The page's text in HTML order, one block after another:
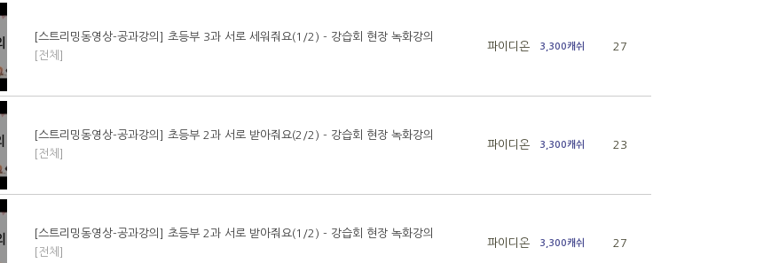
[스트리밍동영상-공과강의] 초등부 3과 서로 세워줘요(1/2) - 강습회 현장 녹화강의
[전체]
파이디온 3,300캐쉬 27
[스트리밍동영상-공과강의] 초등부 2과 서로 받아줘요(2/2) - 강습회 현장 녹화강의
[전체]
파이디온 3,300캐쉬 23
[스트리밍동영상-공과강의] 초등부 2과 서로 받아줘요(1/2) - 강습회 현장 녹화강의
[전체]
파이디온 3,300캐쉬 27